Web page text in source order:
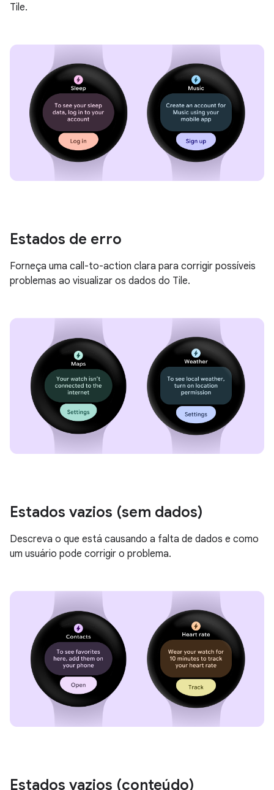
Tile.
Estados de erro
Forneça uma call-to-action clara para corrigir possíveis
problemas ao visualizar os dados do Tile.
Estados vazios (sem dados)
Descreva o que está causando a falta de dados e como
um usuário pode corrigir o problema.
Estados vazios (conteúdo)